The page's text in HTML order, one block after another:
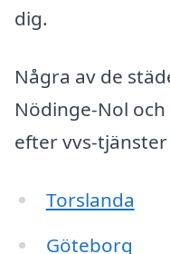
dig.
Några av de
Nödinge-Nol
efter vvs-
Torslanda
Göteborg